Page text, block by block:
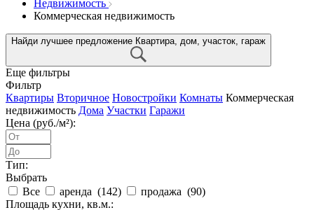
Недвижимость
Коммерческая недвижимость
Найди лучшее предложение Квартира, дом, участок, гараж
Еще фильтры
Фильтр
Квартиры Вторичное Новостройки Комнаты Коммерческая
недвижимость Дома Участки Гаражи
Цена (руб./м²):
Тип:
Выбрать
Все
аренда (142) продажа (90)
Площадь кухни, кв.м.: